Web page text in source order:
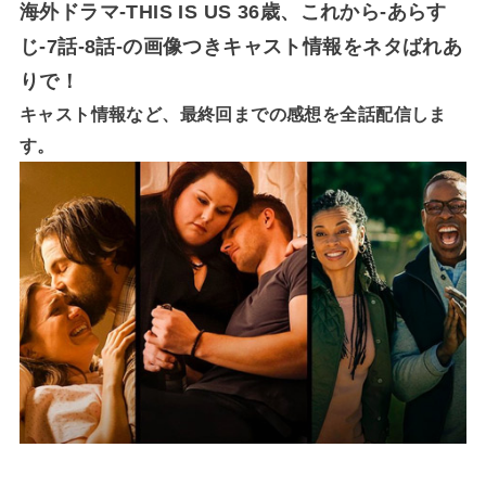
海外ドラマ-THIS IS US 36歳、これから-あらす
じ-7話-8話-の画像つきキャスト情報をネタばれあ
りで！
キャスト情報など、最終回までの感想を全話配信しま
す。